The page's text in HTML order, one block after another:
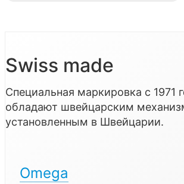
Swiss made
Специальная маркировка с 1971
обладают швейцарским
установленным в Швейцарии.
Omega